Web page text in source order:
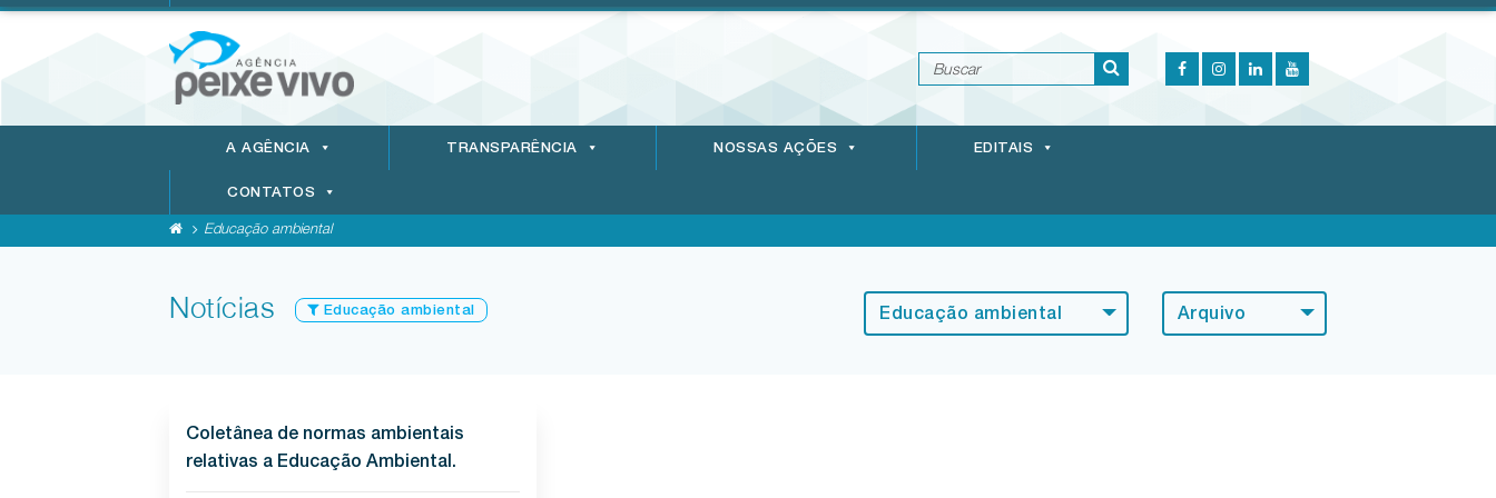
A AGÊNCIA TRANSPARÊNCIA NOSSAS AÇÕES EDITAIS
CONTATOS
Educação ambiental
Notícias Educação ambiental Educação ambiental Arquivo
Coletânea de normas ambientais
relativas a Educação Ambiental.